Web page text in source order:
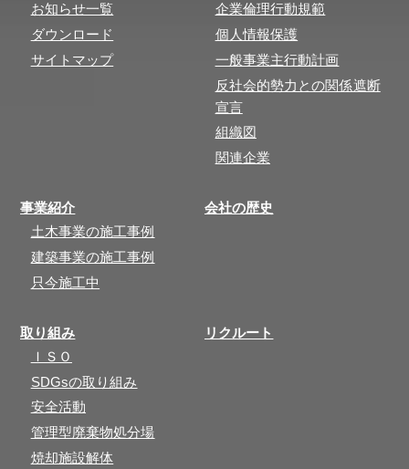
お知らせ一覧
ダウンロード
サイトマップ
企業倫理行動規範
個人情報保護
一般事業主行動計画
反社会的勢力との関係遮断
宣言
組織図
関連企業
事業紹介
土木事業の施工事例
建築事業の施工事例
只今施工中
会社の歴史
取り組み
ＩＳＯ
SDGsの取り組み
安全活動
管理型廃棄物処分場
焼却施設解体
リクルート